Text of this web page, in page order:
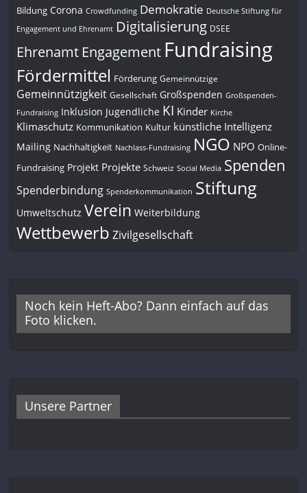
Bildung Corona Crowdfunding Demokratie Deutsche Stiftung für
Engagement und Ehrenamt Digitalisierung DSEE
Ehrenamt Engagement Fundraising
Fördermittel Förderung Gemeinnützige
Gemeinnützigkeit Gesellschaft Großspenden Großspenden-
Fundraising Inklusion Jugendliche KI Kinder Kirche
Klimaschutz Kommunikation Kultur künstliche Intelligenz
Mailing Nachhaltigkeit Nachlass-Fundraising NGO NPO Online-
Fundraising Projekt Projekte Schweiz Social Media Spenden
Spenderbindung Spenderkommunikation Stiftung
Umweltschutz Verein Weiterbildung
Wettbewerb Zivilgesellschaft
Noch kein Heft-Abo? Dann einfach auf das
Foto klicken.
Unsere Partner